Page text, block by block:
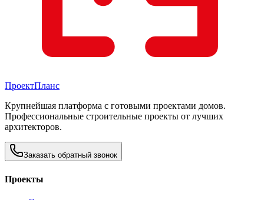
ПроектПланс
Крупнейшая платформа с готовыми проектами домов.
Профессиональные строительные проекты от лучших
архитекторов.
Заказать обратный звонок
Проекты